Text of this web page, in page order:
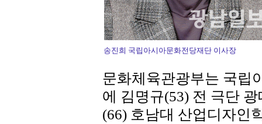
송진희 국립아시아문화전당재단 이사장
문화체육관광부는 국립
에 김명규(53) 전 극단
(66) 호남대 산업디자인